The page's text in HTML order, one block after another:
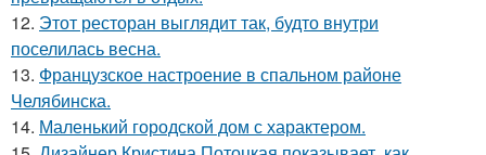
12. Этот ресторан выглядит так, будто внутри
поселилась весна.
13. Французское настроение в спальном районе
Челябинска.
14. Маленький городской дом с характером.